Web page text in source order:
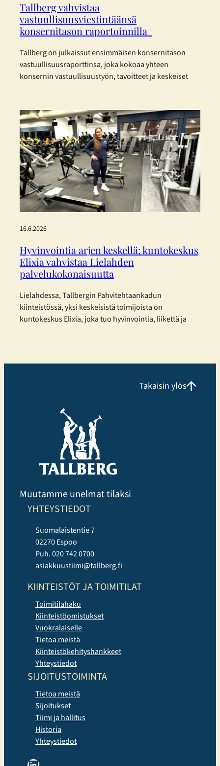
Tallberg vahvistaa
vastuullisuusviestintäänsä
konsernitason raportoinnilla
Tallberg on julkaissut ensimmäisen konsernitason
vastuullisuusraporttinsa, joka kokoaa yhteen
konsernin vastuullisuustyön, tavoitteet ja keskeiset
standardeja mukaillen. Tallberg ei kuulu lakisääteisen
kestävyysraportoinnin piiriin, mutta on päättänyt
raportoida vastuullisuudestaan vapaaehtoisesti.
Konsernin vastuullisuusraportti on laadittu mukaillen
EFRAG:n (European Financial Reporting Advisory
Group) joulukuussa 2025 julkaisemia
yksinkertaistettuja ESRS-standardeja. Päätös perustuu
haluun…
16.6.2026
Hyvinvointia arjen keskellä: kuntokeskus
Elixia vahvistaa Lielahden
palvelukokonaisuutta
Lielahdessa, Tallbergin Pahvitehtaankadun
kiinteistössä, yksi keskeisistä toimijoista on
kuntokeskus Elixia, joka tuo hyvinvointia, liikettä ja
kuntosaliharjoitteluun ja panostaa erityisesti
Liikuntakeskuksessa voi harjoitella omatoimisesti,
Hyrox tunneille tai valita perinteisempiä, tutumpia
ryhmäliikuntatunteja. Uutuuksista erityisen suosittuja
Takaisin ylös
Muutamme unelmat tilaksi
YHTEYSTIEDOT
Suomalaistentie 7
02270 Espoo
Puh. 020 742 0700
asiakkuustiimi@tallberg.fi
KIINTEISTÖT JA TOIMITILAT
Toimitilahaku
Kiinteistöomistukset
Vuokralaiselle
Tietoa meistä
Kiinteistökehityshankkeet
Yhteystiedot
SIJOITUSTOIMINTA
Tietoa meistä
Sijoitukset
Tiimi ja hallitus
Historia
Yhteystiedot